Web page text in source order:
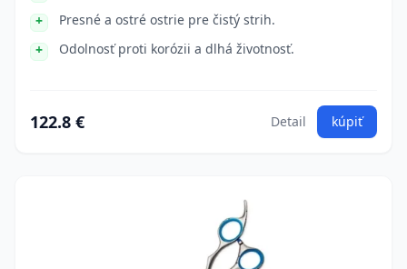
Presné a ostré ostrie pre čistý strih.
Odolnosť proti korózii a dlhá životnosť.
122.8 € Detail kúpiť